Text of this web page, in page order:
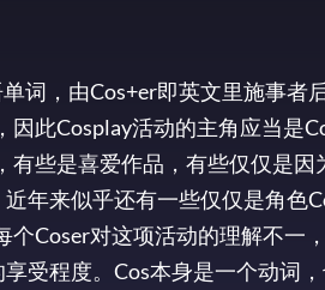
词，由Cos+er即英文里施事者
此Cosplay活动的主角应当是
有些是喜爱作品，有些仅仅是
年来似乎还有一些仅仅是角
个Coser对这项活动的理解不一
受程度。Cos本身是一个动词